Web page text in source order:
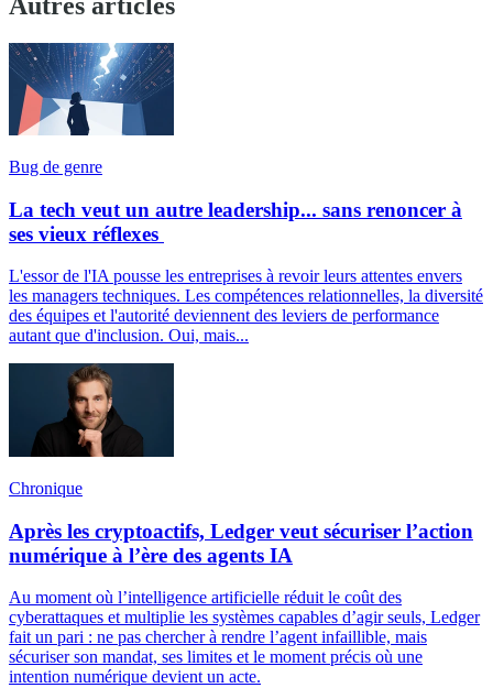
Bug de genre
La tech veut un autre leadership... sans renoncer à
ses vieux réflexes
L'essor de l'IA pousse les entreprises à revoir leurs attentes envers
les managers techniques. Les compétences relationnelles, la diversité
des équipes et l'autorité deviennent des leviers de performance
autant que d'inclusion. Oui, mais...
Chronique
Après les cryptoactifs, Ledger veut sécuriser l’action
numérique à l’ère des agents IA
Au moment où l’intelligence artificielle réduit le coût des
cyberattaques et multiplie les systèmes capables d’agir seuls, Ledger
fait un pari : ne pas chercher à rendre l’agent infaillible, mais
sécuriser son mandat, ses limites et le moment précis où une
intention numérique devient un acte.